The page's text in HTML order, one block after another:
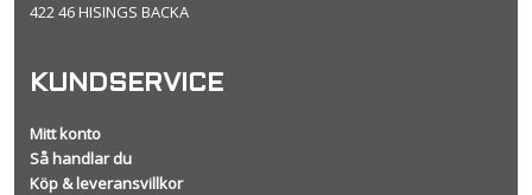
422 46 HISINGS BACKA
KUNDSERVICE
Mitt konto
Så handlar du
Köp & leveransvillkor